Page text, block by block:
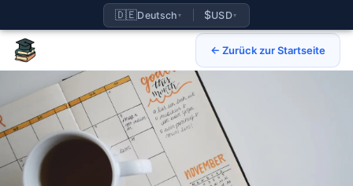
← Zurück zur Startseite
🇩🇪Deutsch ▾ $USD▾